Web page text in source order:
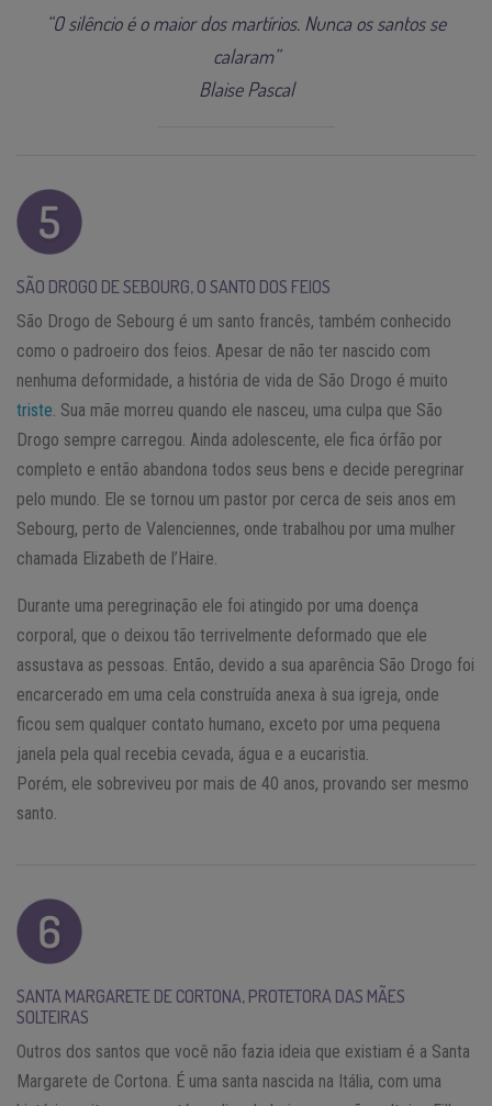
“O silêncio é o maior dos martírios. Nunca os santos se
calaram”
Blaise Pascal
SÃO DROGO DE SEBOURG, O SANTO DOS FEIOS
São Drogo de Sebourg é um santo francês, também conhecido
como o padroeiro dos feios. Apesar de não ter nascido com
nenhuma deformidade, a história de vida de São Drogo é muito
triste . Sua mãe morreu quando ele nasceu, uma culpa que São
Drogo sempre carregou. Ainda adolescente, ele fica órfão por
completo e então abandona todos seus bens e decide peregrinar
pelo mundo. Ele se tornou um pastor por cerca de seis anos em
Sebourg, perto de Valenciennes, onde trabalhou por uma mulher
chamada Elizabeth de l’Haire.
Durante uma peregrinação ele foi atingido por uma doença
corporal, que o deixou tão terrivelmente deformado que ele
assustava as pessoas. Então, devido a sua aparência São Drogo foi
encarcerado em uma cela construída anexa à sua igreja, onde
ficou sem qualquer contato humano, exceto por uma pequena
janela pela qual recebia cevada, água e a eucaristia.
Porém, ele sobreviveu por mais de 40 anos, provando ser mesmo
santo.
SANTA MARGARETE DE CORTONA, PROTETORA DAS MÃES
SOLTEIRAS
Outros dos santos que você não fazia ideia que existiam é a Santa
Margarete de Cortona. É uma santa nascida na Itália, com uma